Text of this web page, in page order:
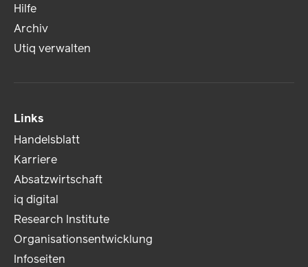
Hilfe
Archiv
Utiq verwalten
Links
Handelsblatt
Karriere
Absatzwirtschaft
iq digital
Research Institute
Organisationsentwicklung
Infoseiten